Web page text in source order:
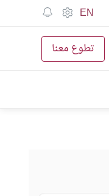
EN
تطوع معنا